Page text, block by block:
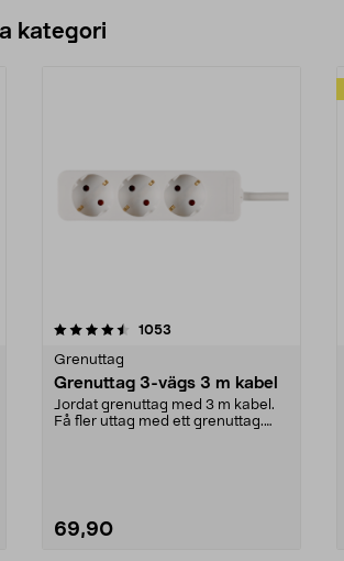
kategori
1053
Grenuttag
Grenuttag 3-vägs 3 m kabel
Jordat grenuttag med 3 m kabel.
Få fler uttag med ett grenuttag.
69,90
4.5 av 5 stjärnor